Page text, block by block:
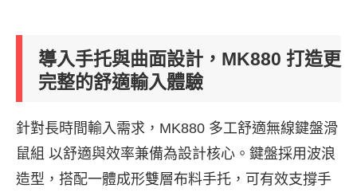
導入手托與曲面設計，MK880 打造更
完整的舒適輸入體驗
針對長時間輸入需求，MK880 多工舒適無線鍵盤滑
鼠組 以舒適與效率兼備為設計核心。鍵盤採用波浪
造型，搭配一體成形雙層布料手托，可有效支撐手